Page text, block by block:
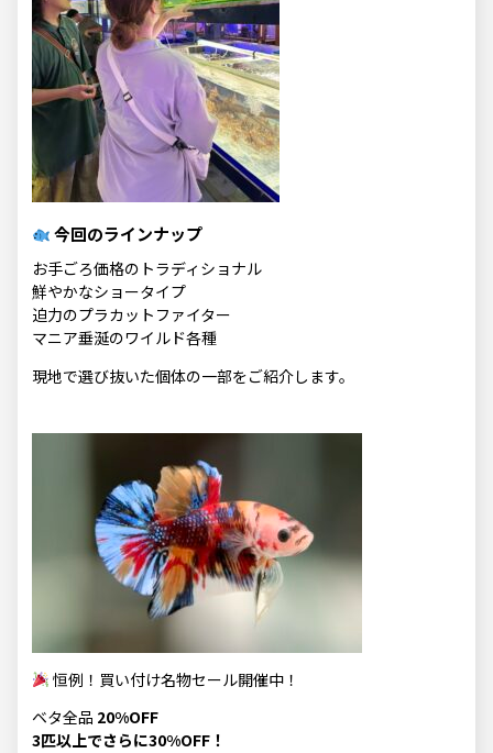
今回のラインナップ
お手ごろ価格のトラディショナル
鮮やかなショータイプ
迫力のプラカットファイター
マニア垂涎のワイルド各種
現地で選び抜いた個体の一部をご紹介します。
恒例！買い付け名物セール開催中！
ベタ全品 20%OFF
3匹以上でさらに30%OFF！